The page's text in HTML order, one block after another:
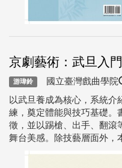
京劇藝術：武旦入門
游瑋鈴 國立臺灣戲曲學院
以武旦養成為核心，系統介
練，奠定體能與技巧基礎。
徵，並以踢槍、出手、翻滾
舞台美感。除技藝層面外，